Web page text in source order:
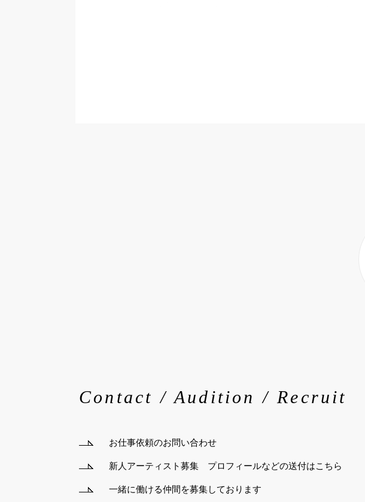
Contact / Audition / Recruit
お仕事依頼のお問い合わせ
新人アーティスト募集 プロフィールなどの送付はこちら
一緒に働ける仲間を募集しております